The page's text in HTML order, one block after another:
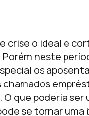
crise o ideal é
Porém neste
os
chamados
que poderia ser
se tornar uma